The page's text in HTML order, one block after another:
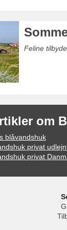
Feline
om
blåvandshuk
privat
privat